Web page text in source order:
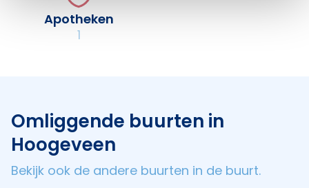
Apotheken
1
Omliggende buurten in
Hoogeveen
Bekijk ook de andere buurten in de buurt.